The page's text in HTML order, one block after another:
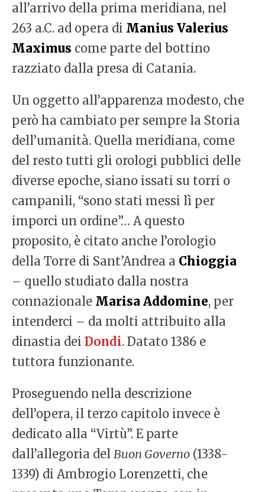
all’arrivo della prima meridiana, nel
263 a.C. ad opera di Manius Valerius
Maximus come parte del bottino
razziato dalla presa di Catania.
Un oggetto all’apparenza modesto, che
però ha cambiato per sempre la Storia
dell’umanità. Quella meridiana, come
del resto tutti gli orologi pubblici delle
diverse epoche, siano issati su torri o
campanili, “sono stati messi lì per
imporci un ordine”… A questo
proposito, è citato anche l’orologio
della Torre di Sant’Andrea a Chioggia
– quello studiato dalla nostra
connazionale Marisa Addomine, per
intenderci – da molti attribuito alla
dinastia dei Dondi. Datato 1386 e
tuttora funzionante.
Proseguendo nella descrizione
dell’opera, il terzo capitolo invece è
dedicato alla “Virtù”. E parte
dall’allegoria del Buon Governo (1338-
1339) di Ambrogio Lorenzetti, che